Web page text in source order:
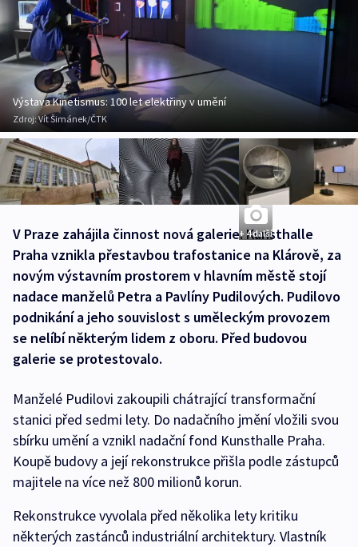
Výstava Kinetismus: 100 let elektřiny v umění
Zdroj:Vít Šimánek/ČTK
+ 4 další
V Praze zahájila činnost nová galerie. Kunsthalle
Praha vznikla přestavbou trafostanice na Klárově, za
novým výstavním prostorem v hlavním městě stojí
nadace manželů Petra a Pavlíny Pudilových. Pudilovo
podnikání a jeho souvislost s uměleckým provozem
se nelíbí některým lidem z oboru. Před budovou
galerie se protestovalo.
Manželé Pudilovi zakoupili chátrající transformační
stanici před sedmi lety. Do nadačního jmění vložili svou
sbírku umění a vznikl nadační fond Kunsthalle Praha.
Koupě budovy a její rekonstrukce přišla podle zástupců
majitele na více než 800 milionů korun.
Rekonstrukce vyvolala před několika lety kritiku
některých zastánců industriální architektury. Vlastník